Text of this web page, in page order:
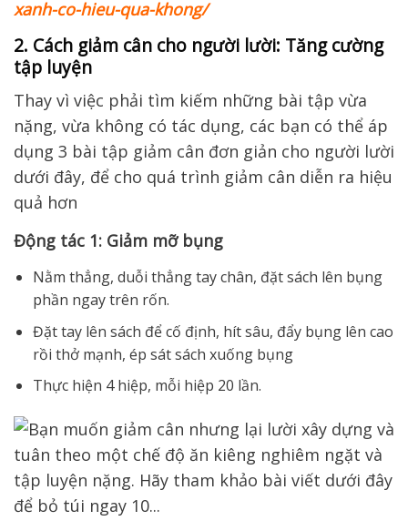
xanh-co-hieu-qua-khong/
2. Cách giảm cân cho người lười: Tăng cường
tập luyện
Thay vì việc phải tìm kiếm những bài tập vừa
nặng, vừa không có tác dụng, các bạn có thể áp
dụng 3 bài tập giảm cân đơn giản cho người lười
dưới đây, để cho quá trình giảm cân diễn ra hiệu
quả hơn
Động tác 1: Giảm mỡ bụng
Nằm thẳng, duỗi thẳng tay chân, đặt sách lên bụng
phần ngay trên rốn.
Đặt tay lên sách để cố định, hít sâu, đẩy bụng lên cao
rồi thở mạnh, ép sát sách xuống bụng
Thực hiện 4 hiệp, mỗi hiệp 20 lần.